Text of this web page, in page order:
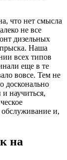
что нет смысла
не все
дизельных
Наша
всех типов
еще в те
вовсе. Тем не
досконально
научиться,
обслуживание и,
на